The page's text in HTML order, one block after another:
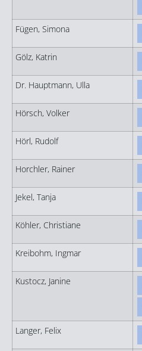
Fügen, Simona
Gölz, Katrin
Dr. Hauptmann, Ulla
Hörsch, Volker
Hörl, Rudolf
Horchler, Rainer
Jekel, Tanja
Köhler, Christiane
Kreibohm, Ingmar
Kustocz, Janine
Langer, Felix